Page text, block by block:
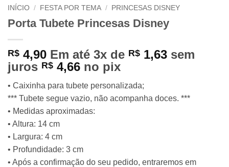
INÍCIO / FESTA POR TEMA / PRINCESAS DISNEY
Porta Tubete Princesas Disney
R$ 4,90 Em até 3x de R$ 1,63 sem
juros R$ 4,66 no pix
• Caixinha para tubete personalizada;
*** Tubete segue vazio, não acompanha doces. ***
• Medidas aproximadas:
• Altura: 14 cm
• Largura: 4 cm
• Profundidade: 3 cm
• Após a confirmação do seu pedido, entraremos em